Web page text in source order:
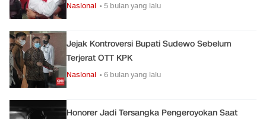
Nasional • 5 bulan yang lalu
Jejak Kontroversi Bupati Sudewo Sebelum
Terjerat OTT KPK
Nasional • 6 bulan yang lalu
Honorer Jadi Tersangka Pengeroyokan Saat